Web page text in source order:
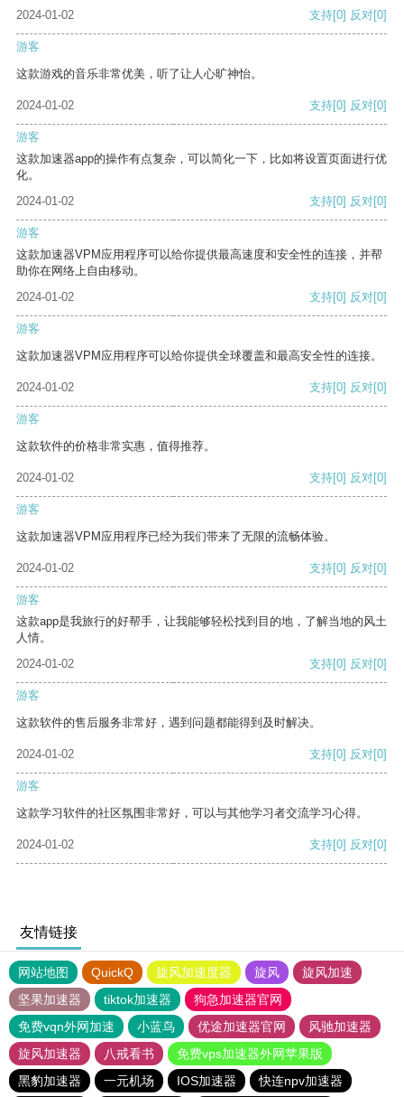
2024-01-02 支持[0] 反对[0]
游客
这款游戏的音乐非常优美，听了让人心旷神怡。
2024-01-02 支持[0] 反对[0]
游客
这款加速器app的操作有点复杂，可以简化一下，比如将设置页面进行优
化。
2024-01-02
支持[0] 反对[0]
游客
这款加速器VPM应用程序可以给你提供最高速度和安全性的连接，并帮
助你在网络上自由移动。
2024-01-02
支持[0] 反对[0]
游客
这款加速器VPM应用程序可以给你提供全球覆盖和最高安全性的连接。
2024-01-02 支持[0] 反对[0]
游客
这款软件的价格非常实惠，值得推荐。
2024-01-02 支持[0] 反对[0]
游客
这款加速器VPM应用程序已经为我们带来了无限的流畅体验。
2024-01-02 支持[0] 反对[0]
游客
这款app是我旅行的好帮手，让我能够轻松找到目的地，了解当地的风土
人情。
2024-01-02
支持[0] 反对[0]
游客
这款软件的售后服务非常好，遇到问题都能得到及时解决。
2024-01-02 支持[0] 反对[0]
游客
这款学习软件的社区氛围非常好，可以与其他学习者交流学习心得。
2024-01-02 支持[0] 反对[0]
友情链接
网站地图 QuickQ 旋风加速度器 旋风
旋风加速
坚果加速器
tiktok加速器
狗急加速器官网
免费vqn外网加速
小蓝鸟 优途加速器官网
风驰加速器
旋风加速器
八戒看书
免费vps加速器外网苹果版
黑豹加速器
一元机场 IOS加速器 快连npv加速器